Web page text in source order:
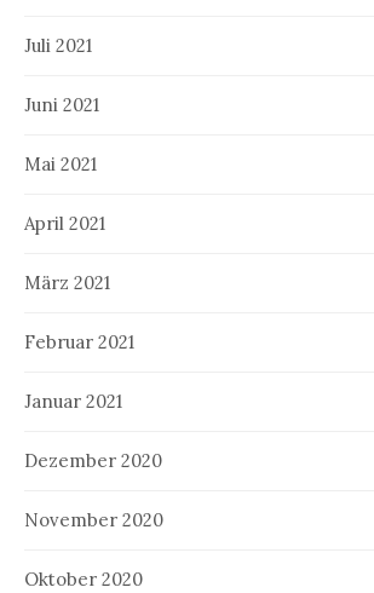
Juli 2021
Juni 2021
Mai 2021
April 2021
März 2021
Februar 2021
Januar 2021
Dezember 2020
November 2020
Oktober 2020